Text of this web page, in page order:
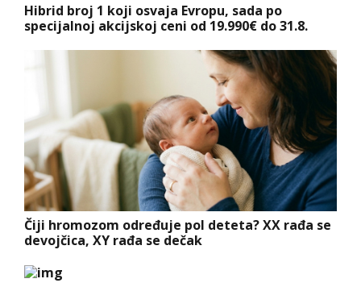
Hibrid broj 1 koji osvaja Evropu, sada po
specijalnoj akcijskoj ceni od 19.990€ do 31.8.
Čiji hromozom određuje pol deteta? XX rađa se
devojčica, XY rađa se dečak